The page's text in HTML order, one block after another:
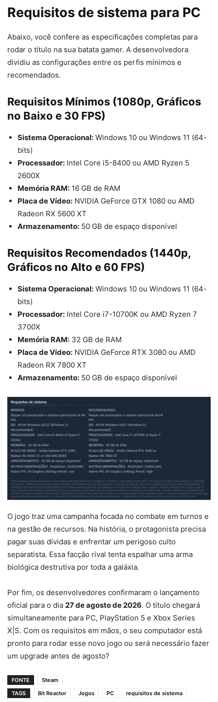
Requisitos de sistema para PC
Abaixo, você confere as especificações completas para
rodar o título na sua batata gamer. A desenvolvedora
dividiu as configurações entre os perfis mínimos e
recomendados.
Requisitos Mínimos (1080p, Gráficos
no Baixo e 30 FPS)
Sistema Operacional: Windows 10 ou Windows 11 (64-
bits)
Processador: Intel Core i5-8400 ou AMD Ryzen 5
2600X
Memória RAM: 16 GB de RAM
Placa de Vídeo: NVIDIA GeForce GTX 1080 ou AMD
Radeon RX 5600 XT
Armazenamento: 50 GB de espaço disponível
Requisitos Recomendados (1440p,
Gráficos no Alto e 60 FPS)
Sistema Operacional: Windows 10 ou Windows 11 (64-
bits)
Processador: Intel Core i7-10700K ou AMD Ryzen 7
3700X
Memória RAM: 32 GB de RAM
Placa de Vídeo: NVIDIA GeForce RTX 3080 ou AMD
Radeon RX 7800 XT
Armazenamento: 50 GB de espaço disponível
O jogo traz uma campanha focada no combate em turnos e
na gestão de recursos. Na história, o protagonista precisa
pagar suas dívidas e enfrentar um perigoso culto
separatista. Essa facção rival tenta espalhar uma arma
biológica destrutiva por toda a galáxia.
Por fim, os desenvolvedores confirmaram o lançamento
oficial para o dia 27 de agosto de 2026. O título chegará
simultaneamente para PC, PlayStation 5 e Xbox Series
X|S. Com os requisitos em mãos, o seu computador está
pronto para rodar esse novo jogo ou será necessário fazer
um upgrade antes de agosto?
FONTE
Steam
TAGS
Bit Reactor Jogos PC
requisitos de sistema